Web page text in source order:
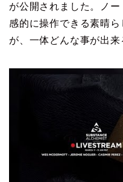
が公開されました。ノ
感的に操作できる素晴
が、一体どんな事が出来